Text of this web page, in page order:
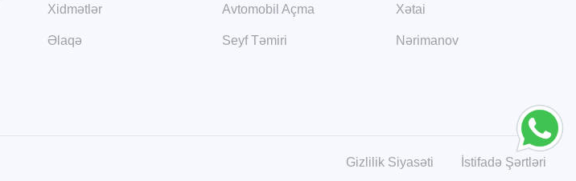
Xidmətlər
Əlaqə
Avtomobil Açma
Seyf Təmiri
Xətai
Nərimanov
Gizlilik Siyasəti İstifadə Şərtləri